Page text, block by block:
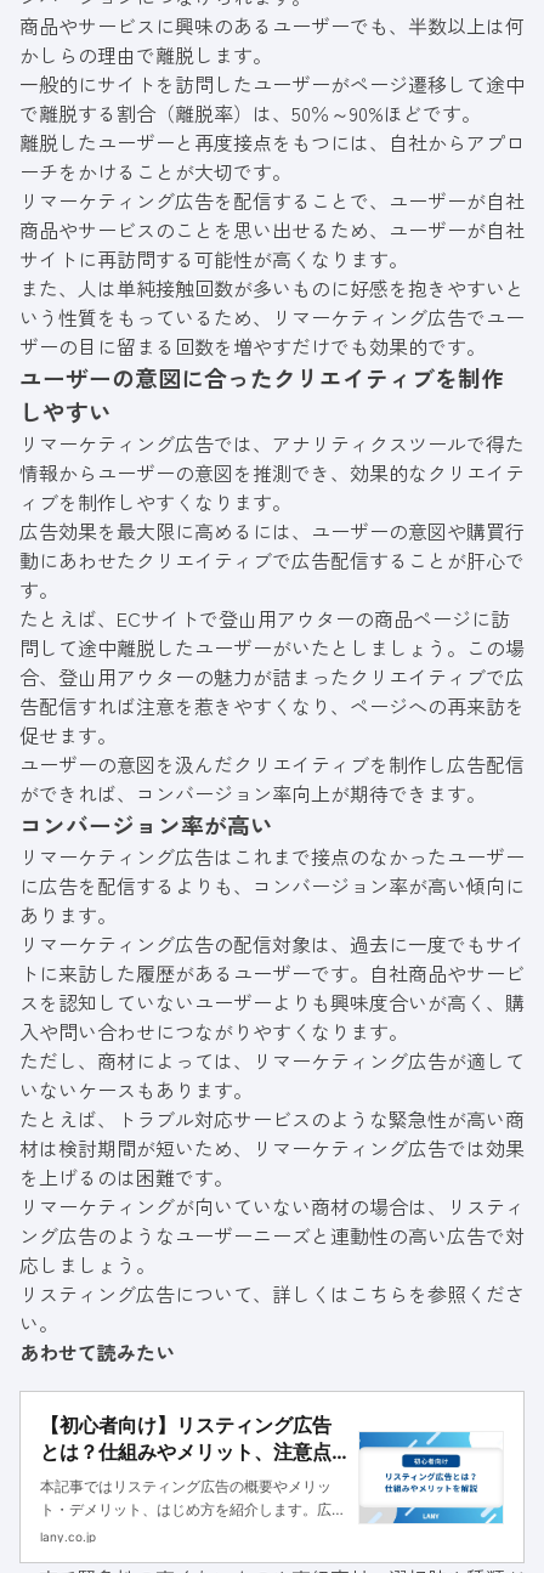
商品やサービスに興味のあるユーザーでも、半数以上は何
かしらの理由で離脱します。
一般的にサイトを訪問したユーザーがページ遷移して途中
で離脱する割合（離脱率）は、50％～90%ほどです。
離脱したユーザーと再度接点をもつには、自社からアプロ
ーチをかけることが大切です。
リマーケティング広告を配信することで、ユーザーが自社
商品やサービスのことを思い出せるため、ユーザーが自社
サイトに再訪問する可能性が高くなります。
また、人は単純接触回数が多いものに好感を抱きやすいと
いう性質をもっているため、リマーケティング広告でユー
ザーの目に留まる回数を増やすだけでも効果的です。
ユーザーの意図に合ったクリエイティブを制作
しやすい
リマーケティング広告では、アナリティクスツールで得た
情報からユーザーの意図を推測でき、効果的なクリエイテ
ィブを制作しやすくなります。
広告効果を最大限に高めるには、ユーザーの意図や購買行
動にあわせたクリエイティブで広告配信することが肝心で
す。
たとえば、ECサイトで登山用アウターの商品ページに訪
問して途中離脱したユーザーがいたとしましょう。この場
合、登山用アウターの魅力が詰まったクリエイティブで広
告配信すれば注意を惹きやすくなり、ページへの再来訪を
促せます。
ユーザーの意図を汲んだクリエイティブを制作し広告配信
ができれば、コンバージョン率向上が期待できます。
コンバージョン率が高い
リマーケティング広告はこれまで接点のなかったユーザー
に広告を配信するよりも、コンバージョン率が高い傾向に
あります。
リマーケティング広告の配信対象は、過去に一度でもサイ
トに来訪した履歴があるユーザーです。自社商品やサービ
スを認知していないユーザーよりも興味度合いが高く、購
入や問い合わせにつながりやすくなります。
ただし、商材によっては、リマーケティング広告が適して
いないケースもあります。
たとえば、トラブル対応サービスのような緊急性が高い商
材は検討期間が短いため、リマーケティング広告では効果
を上げるのは困難です。
リマーケティングが向いていない商材の場合は、リスティ
ング広告のようなユーザーニーズと連動性の高い広告で対
応しましょう。
リスティング広告について、詳しくはこちらを参照くださ
い。
あわせて読みたい
【初心者向け】リスティング広告
とは？仕組みやメリット、注意点
を簡単に解説
本記事ではリスティング広告の概要やメリッ
ト・デメリット、はじめ方を紹介します。広告
の向き不向きや運用するポイントを紹介するの
lany.co.jp